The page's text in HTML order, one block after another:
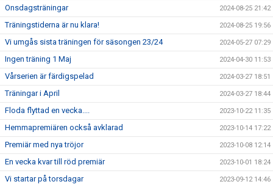
Onsdagsträningar 2024-08-25 21:42
Träningstiderna är nu klara! 2024-08-25 19:56
Vi umgås sista träningen för säsongen 23/24 2024-05-27 07:29
Ingen träning 1 Maj 2024-04-30 11:53
Vårserien är färdigspelad 2024-03-27 18:51
Träningar i April 2024-03-27 18:44
Floda flyttad en vecka.... 2023-10-22 11:35
Hemmapremiären också avklarad 2023-10-14 17:22
Premiär med nya tröjor 2023-10-08 12:14
En vecka kvar till röd premiär 2023-10-01 18:24
Vi startar på torsdagar 2023-09-12 14:46